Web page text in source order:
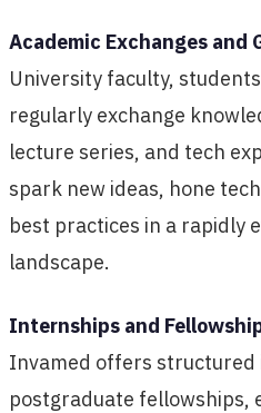
Academic Exchanges and
University faculty,
regularly exchange
lecture series, and tech
spark new ideas, hone
best practices in a rapidly
landscape.
Internships and
Invamed offers structured
postgraduate fellowships,